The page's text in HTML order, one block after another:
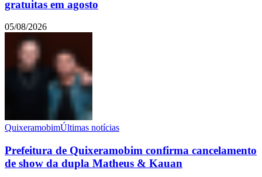
gratuitas em agosto
05/08/2026
QuixeramobimÚltimas notícias
Prefeitura de Quixeramobim confirma cancelamento
de show da dupla Matheus & Kauan